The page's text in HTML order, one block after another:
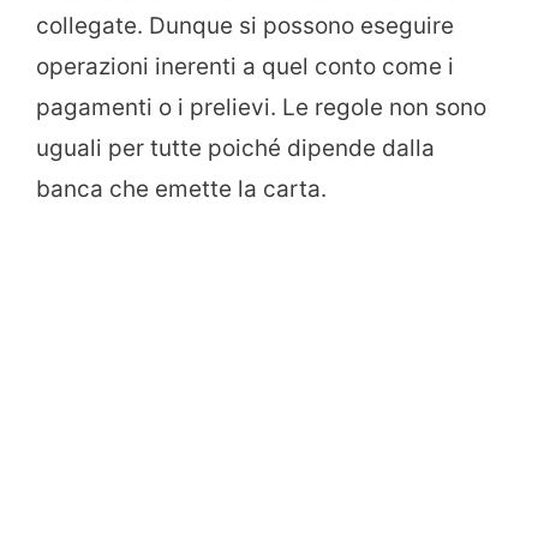
collegate. Dunque si possono eseguire
operazioni inerenti a quel conto come i
pagamenti o i prelievi. Le regole non sono
uguali per tutte poiché dipende dalla
banca che emette la carta.